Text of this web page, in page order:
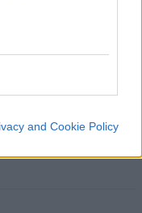
and Cookie Policy